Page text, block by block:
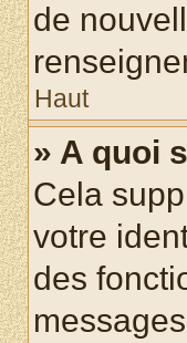
de
Haut
» A quoi
Cela
votre
des